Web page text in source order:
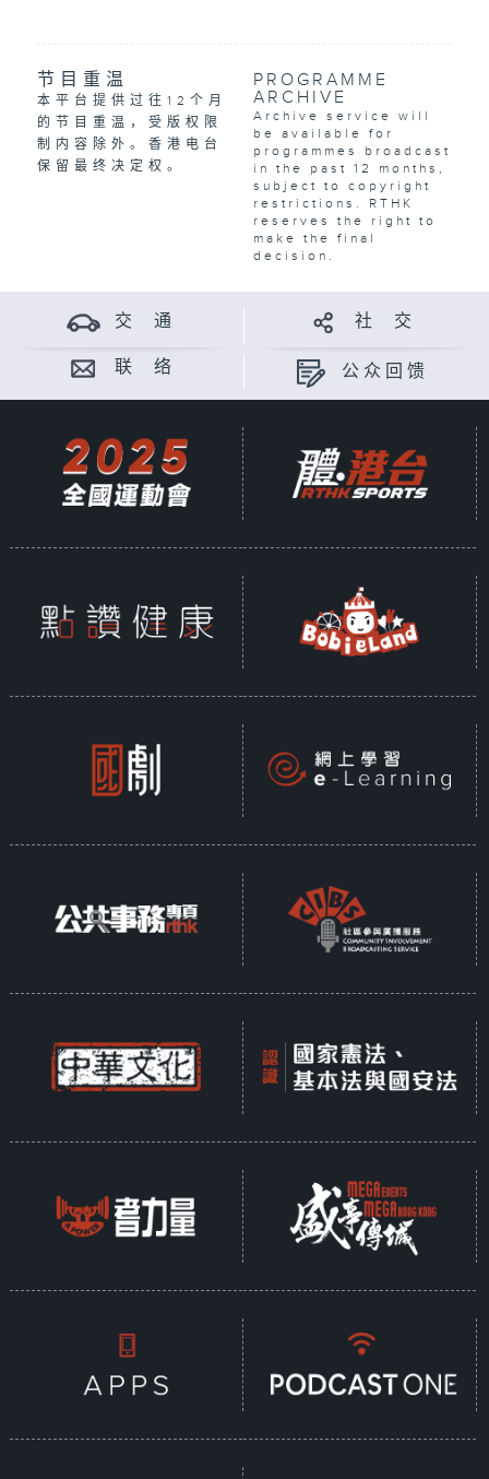
节目重温
本平台提供过往12个月
的节目重温，受版权限
制内容除外。香港电台
保留最终决定权。
PROGRAMME
ARCHIVE
Archive service will
be available for
programmes broadcast
in the past 12 months,
subject to copyright
restrictions. RTHK
reserves the right to
make the final
decision.
交 通 社 交
联 络 公众回馈